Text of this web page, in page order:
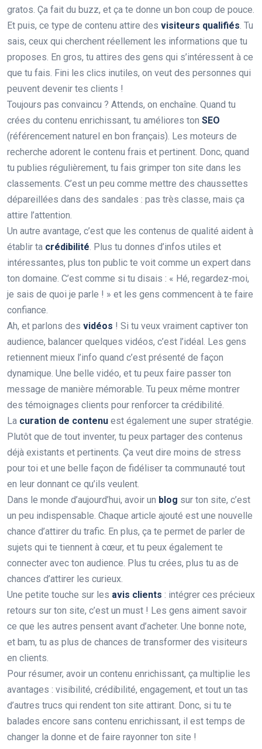
gratos. Ça fait du buzz, et ça te donne un bon coup de pouce.
Et puis, ce type de contenu attire des visiteurs qualifiés. Tu
sais, ceux qui cherchent réellement les informations que tu
proposes. En gros, tu attires des gens qui s’intéressent à ce
que tu fais. Fini les clics inutiles, on veut des personnes qui
peuvent devenir tes clients !
Toujours pas convaincu ? Attends, on enchaîne. Quand tu
crées du contenu enrichissant, tu améliores ton SEO
(référencement naturel en bon français). Les moteurs de
recherche adorent le contenu frais et pertinent. Donc, quand
tu publies régulièrement, tu fais grimper ton site dans les
classements. C’est un peu comme mettre des chaussettes
dépareillées dans des sandales : pas très classe, mais ça
attire l’attention.
Un autre avantage, c’est que les contenus de qualité aident à
établir ta crédibilité. Plus tu donnes d’infos utiles et
intéressantes, plus ton public te voit comme un expert dans
ton domaine. C’est comme si tu disais : « Hé, regardez-moi,
je sais de quoi je parle ! » et les gens commencent à te faire
confiance.
Ah, et parlons des vidéos ! Si tu veux vraiment captiver ton
audience, balancer quelques vidéos, c’est l’idéal. Les gens
retiennent mieux l’info quand c’est présenté de façon
dynamique. Une belle vidéo, et tu peux faire passer ton
message de manière mémorable. Tu peux même montrer
des témoignages clients pour renforcer ta crédibilité.
La curation de contenu est également une super stratégie.
Plutôt que de tout inventer, tu peux partager des contenus
déjà existants et pertinents. Ça veut dire moins de stress
pour toi et une belle façon de fidéliser ta communauté tout
en leur donnant ce qu’ils veulent.
Dans le monde d’aujourd’hui, avoir un blog sur ton site, c’est
un peu indispensable. Chaque article ajouté est une nouvelle
chance d’attirer du trafic. En plus, ça te permet de parler de
sujets qui te tiennent à cœur, et tu peux également te
connecter avec ton audience. Plus tu crées, plus tu as de
chances d’attirer les curieux.
Une petite touche sur les avis clients : intégrer ces précieux
retours sur ton site, c’est un must ! Les gens aiment savoir
ce que les autres pensent avant d’acheter. Une bonne note,
et bam, tu as plus de chances de transformer des visiteurs
en clients.
Pour résumer, avoir un contenu enrichissant, ça multiplie les
avantages : visibilité, crédibilité, engagement, et tout un tas
d’autres trucs qui rendent ton site attirant. Donc, si tu te
balades encore sans contenu enrichissant, il est temps de
changer la donne et de faire rayonner ton site !